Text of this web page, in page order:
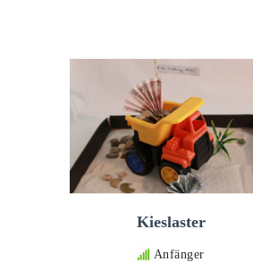
Kieslaster
Anfänger